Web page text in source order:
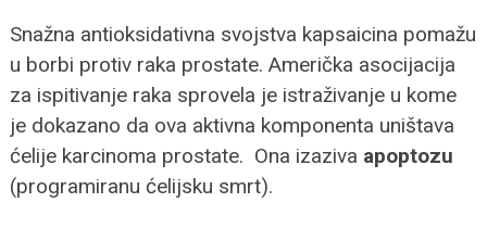
Snažna antioksidativna svojstva kapsaicina pomažu
u borbi protiv raka prostate. Američka asocijacija
za ispitivanje raka sprovela je istraživanje u kome
je dokazano da ova aktivna komponenta uništava
ćelije karcinoma prostate. Ona izaziva apoptozu
(programiranu ćelijsku smrt).